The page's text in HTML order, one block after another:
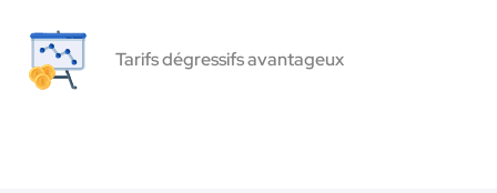
Tarifs dégressifs avantageux